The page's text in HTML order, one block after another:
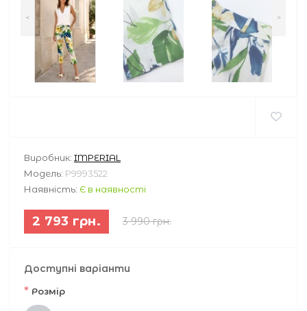
< >
Виробник: IMPERIAL
Модель: P9993522
Наявність: Є в наявності
2 793 грн. 3 990 грн.
Доступні варіанти
* Розмір